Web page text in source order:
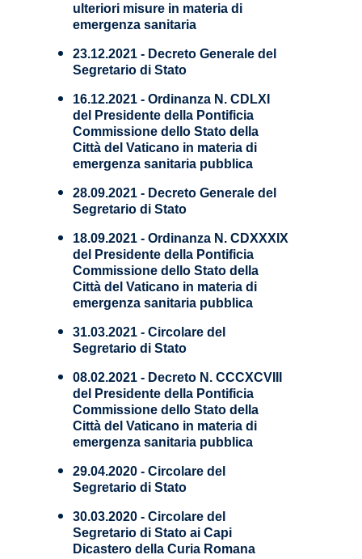
ulteriori misure in materia di
emergenza sanitaria
23.12.2021 - Decreto Generale del
Segretario di Stato
16.12.2021 - Ordinanza N. CDLXI
del Presidente della Pontificia
Commissione dello Stato della
Città del Vaticano in materia di
emergenza sanitaria pubblica
28.09.2021 - Decreto Generale del
Segretario di Stato
18.09.2021 - Ordinanza N. CDXXXIX
del Presidente della Pontificia
Commissione dello Stato della
Città del Vaticano in materia di
emergenza sanitaria pubblica
31.03.2021 - Circolare del
Segretario di Stato
08.02.2021 - Decreto N. CCCXCVIII
del Presidente della Pontificia
Commissione dello Stato della
Città del Vaticano in materia di
emergenza sanitaria pubblica
29.04.2020 - Circolare del
Segretario di Stato
30.03.2020 - Circolare del
Segretario di Stato ai Capi
Dicastero della Curia Romana